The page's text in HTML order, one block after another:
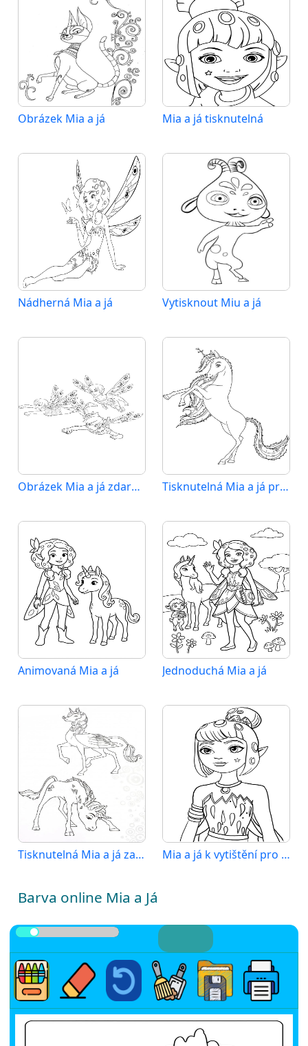
Obrázek Mia a já Mia a já tisknutelná
Nádherná Mia a já Vytisknout Miu a já
Obrázek Mia a já zdarma Tisknutelná Mia a já pro děti
Animovaná Mia a já Jednoduchá Mia a já
Tisknutelná Mia a já zadarmo Mia a já k vytištění pro děti
Barva online Mia a Já